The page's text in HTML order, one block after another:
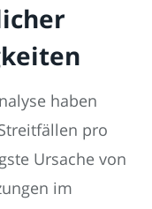
haben
pro
Ursache von
im